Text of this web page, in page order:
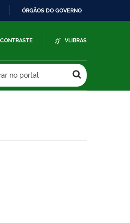
ÓRGÃOS DO GOVERNO
VLIBRAS
no portal